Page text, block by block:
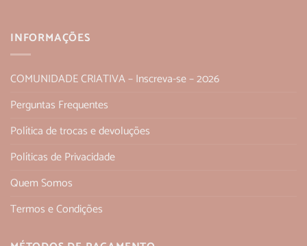
INFORMAÇÕES
COMUNIDADE CRIATIVA – Inscreva-se – 2026
Perguntas Frequentes
Política de trocas e devoluções
Políticas de Privacidade
Quem Somos
Termos e Condições